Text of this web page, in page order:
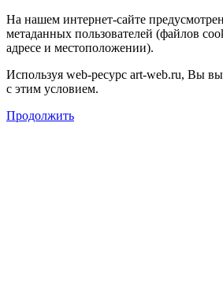
На нашем интернет-сайте
метаданных пользователей (файлов
адресе и местоположении).
Используя web-ресурс art-web.ru, Вы
с этим условием.
Продолжить